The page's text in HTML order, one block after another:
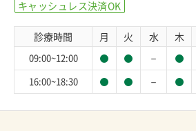
キャッシュレス決済OK
診療時間 月 火 水 木
09:00~12:00 －
16:00~18:30 －